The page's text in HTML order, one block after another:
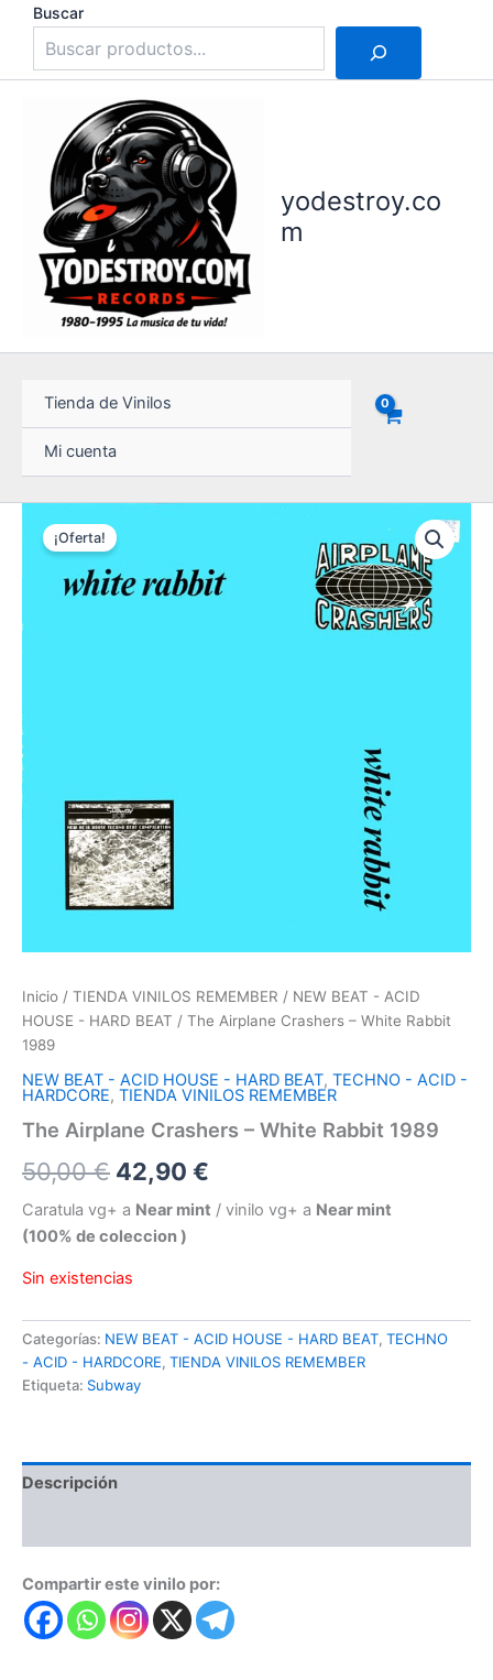
contenido
Buscar
yodestroy.co
m
Tienda de Vinilos
Mi cuenta
¡Oferta!
Inicio / TIENDA VINILOS REMEMBER / NEW BEAT - ACID
HOUSE - HARD BEAT / The Airplane Crashers – White Rabbit
1989
NEW BEAT - ACID HOUSE - HARD BEAT, TECHNO - ACID -
HARDCORE, TIENDA VINILOS REMEMBER
The Airplane Crashers – White Rabbit 1989
50,00€ El
precio
original
era:
50,00 €.
42,90 €
precio
42,90 €.
Caratula vg+ a Near mint / vinilo vg+ a Near mint
(100% de coleccion )
Sin existencias
Categorías: NEW BEAT - ACID HOUSE - HARD BEAT, TECHNO
- ACID - HARDCORE, TIENDA VINILOS REMEMBER
Etiqueta: Subway
Descripción
Compartir este vinilo por: